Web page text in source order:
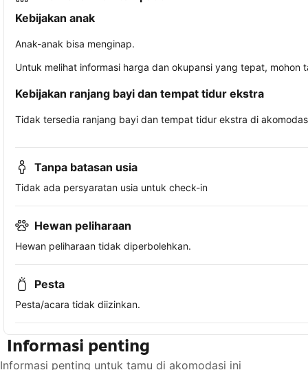
Kebijakan anak
Anak-anak bisa menginap.
Untuk melihat informasi harga dan okupansi yang tepat,
Kebijakan ranjang bayi dan tempat tidur ekstra
Tidak tersedia ranjang bayi dan tempat tidur ekstra di
Tanpa batasan usia
Tidak ada persyaratan usia untuk check-in
Hewan peliharaan
Hewan peliharaan tidak diperbolehkan.
Pesta
Pesta/acara tidak diizinkan.
Informasi penting
Informasi penting untuk tamu di akomodasi ini